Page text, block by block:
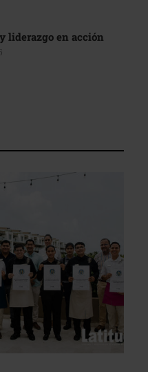
liderazgo en acción